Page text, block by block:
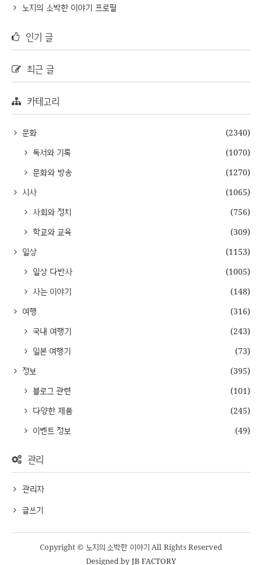
노지의 소박한 이야기 프로필
인기 글
최근 글
카테고리
문화
(2340)
독서와 기록
(1070)
문화와 방송
(1270)
시사
(1065)
사회와 정치
(756)
학교와 교육
(309)
일상
(1153)
일상 다반사
(1005)
사는 이야기
(148)
여행
(316)
국내 여행기
(243)
일본 여행기
(73)
정보
(395)
블로그 관련
(101)
다양한 제품
(245)
이벤트 정보
(49)
관리
관리자
글쓰기
Copyright © 노지의 소박한 이야기 All Rights Reserved
Designed byJB FACTORY